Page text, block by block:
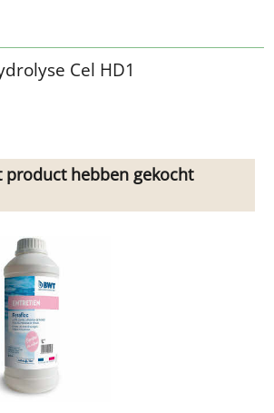
Cel HD1
product hebben gekocht